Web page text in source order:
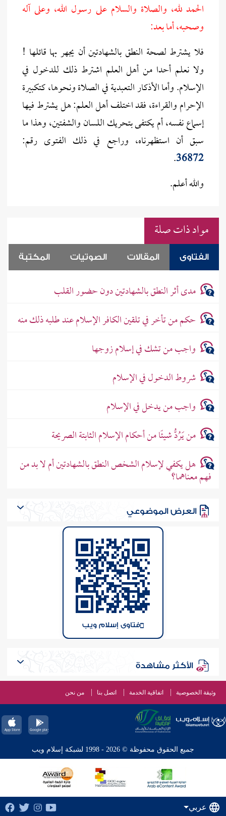
الحمد لله، والصلاة والسلام على رسول الله، وعلى آله
وصحبه، أما بعد:
فلا يشترط لصحة النطق بالشهادتين أن يجهر بها قائلها !
ولا نعلم أحدا من أهل العلم اشترط ذلك للدخول في
الإسلام. وأما الأذكار التعبدية في الصلاة ونحوها، كتكبيرة
الإحرام والقراءة، فقد اختلف أهل العلم: هل يشترط فيها
إسماع نفسه، أم يكتفى بتحريك اللسان والشفتين، وهذا ما
سبق أن استظهرناه، وراجع في ذلك الفتوى رقم:
36872
.
والله أعلم.
مواد ذات صلة
الفتاوى المقالات الصوتيات المكتبة
مدى أثر النطق بالشهادتين دون حضور القلب
حكم من تأخر في تلقين الكافر الإسلام عند طلبه ذلك منه
واجب من تشك في إسلام زوجها
شروط الدخول في الإسلام
واجب من يدخل في الإسلام
من يَرُدُّ شيئًا من أحكام الإسلام الثابتة الصريحة
هل يكفي لإسلام الشخص النطق بالشهادتين أم لا بد من
فهم معناهما؟
العرض الموضوعي
فتاوى إسلام ويب
الأكثر مشاهدة
وثيقة الخصوصية اتفاقية الخدمة اتصل بنا من نحن
جميع الحقوق محفوظة © 2026 - 1998 لشبكة إسلام ويب
عربي